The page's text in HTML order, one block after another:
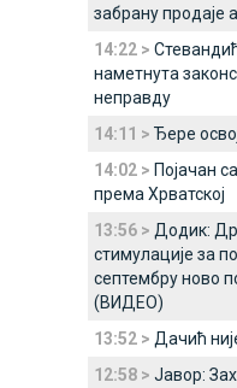
забрану продаје
14:22 >
наметнута
неправду
14:11 > Ђере
14:02 > Појачан
према Хрватској
13:56 > Додик:
стимулације за
септембру ново
(ВИДЕО)
13:52 > Дачић
12:58 > Јавор: